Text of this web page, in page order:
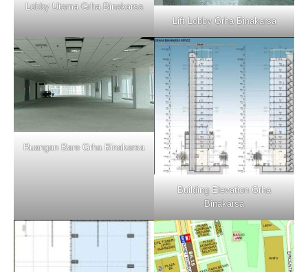
Lobby Utama Grha Binakarsa
Lift Lobby Grha Binakarsa
Ruangan Bare Grha Binakarsa
Building Elevation Grha
Binakarsa